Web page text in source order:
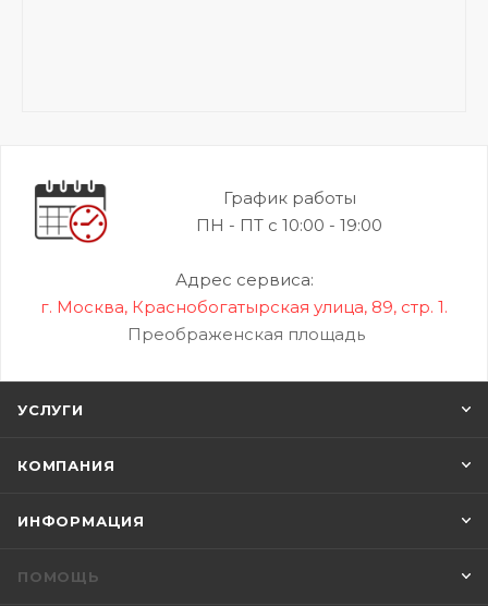
График работы
ПН - ПТ с 10:00 - 19:00
Адрес сервиса:
г. Москва, Краснобогатырская улица, 89, стр. 1.
Преображенская площадь
УСЛУГИ
КОМПАНИЯ
ИНФОРМАЦИЯ
ПОМОЩЬ